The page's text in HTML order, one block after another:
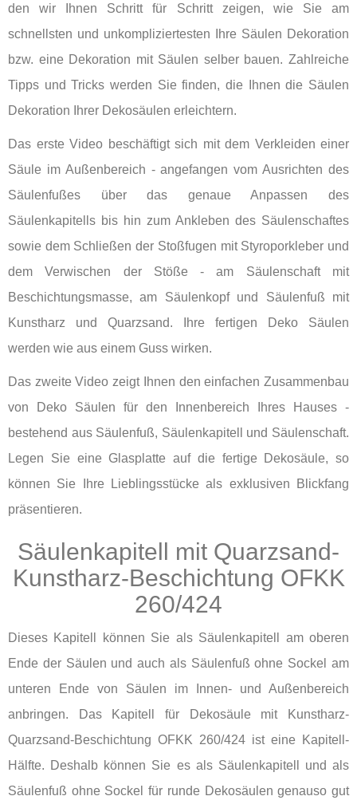
den wir Ihnen Schritt für Schritt zeigen, wie Sie am
schnellsten und unkompliziertesten Ihre Säulen Dekoration
bzw. eine Dekoration mit Säulen selber bauen. Zahlreiche
Tipps und Tricks werden Sie finden, die Ihnen die Säulen
Dekoration Ihrer Dekosäulen erleichtern.
Das erste Video beschäftigt sich mit dem Verkleiden einer
Säule im Außenbereich - angefangen vom Ausrichten des
Säulenfußes über das genaue Anpassen des
Säulenkapitells bis hin zum Ankleben des Säulenschaftes
sowie dem Schließen der Stoßfugen mit Styroporkleber und
dem Verwischen der Stöße - am Säulenschaft mit
Beschichtungsmasse, am Säulenkopf und Säulenfuß mit
Kunstharz und Quarzsand. Ihre fertigen Deko Säulen
werden wie aus einem Guss wirken.
Das zweite Video zeigt Ihnen den einfachen Zusammenbau
von Deko Säulen für den Innenbereich Ihres Hauses -
bestehend aus Säulenfuß, Säulenkapitell und Säulenschaft.
Legen Sie eine Glasplatte auf die fertige Dekosäule, so
können Sie Ihre Lieblingsstücke als exklusiven Blickfang
präsentieren.
Säulenkapitell mit Quarzsand-
Kunstharz-Beschichtung OFKK
260/424
Dieses Kapitell können Sie als Säulenkapitell am oberen
Ende der Säulen und auch als Säulenfuß ohne Sockel am
unteren Ende von Säulen im Innen- und Außenbereich
anbringen. Das Kapitell für Dekosäule mit Kunstharz-
Quarzsand-Beschichtung OFKK 260/424 ist eine Kapitell-
Hälfte. Deshalb können Sie es als Säulenkapitell und als
Säulenfuß ohne Sockel für runde Dekosäulen genauso gut